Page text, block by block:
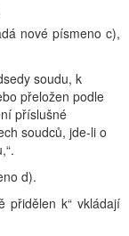
nové písmeno c),
soudu, k
přeložen podle
příslušné
soudců, jde-li o
d).
přidělen k“ vkládají